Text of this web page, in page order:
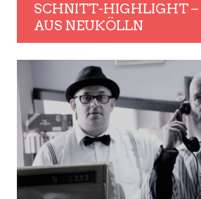
SCHNITT-HIGHLIGHT –
AUS NEUKÖLLN